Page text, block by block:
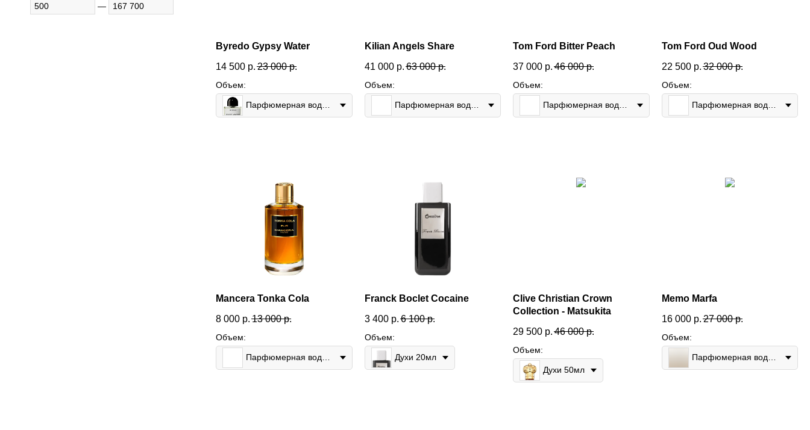
—
Byredo Gypsy Water
14 500 р. 23 000 р.
Объем:
Парфюмерная вода 50мл
Kilian Angels Share
41 000 р. 63 000 р.
Объем:
Парфюмерная вода 100мл
Tom Ford Bitter Peach
37 000 р. 46 000 р.
Объем:
Парфюмерная вода 50мл
Tom Ford Oud Wood
22 500 р. 32 000 р.
Объем:
Парфюмерная вода 50мл
Mancera Tonka Cola
8 000 р. 13 000 р.
Объем:
Парфюмерная вода 60мл
Franck Boclet Cocaine
3 400 р. 6 100 р.
Объем:
Духи 20мл
Clive Christian Crown
Collection - Matsukita
29 500 р. 46 000 р.
Объем:
Духи 50мл
Memo Marfa
16 000 р. 27 000 р.
Объем:
Парфюмерная вода 75мл